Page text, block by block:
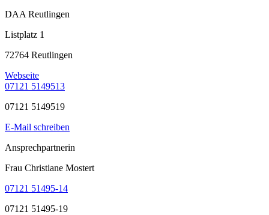
DAA Reutlingen
Listplatz 1
72764 Reutlingen
Webseite
07121 5149513
07121 5149519
E-Mail schreiben
Ansprechpartnerin
Frau Christiane Mostert
07121 51495-14
07121 51495-19